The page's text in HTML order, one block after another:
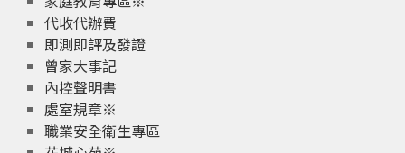
代收代辦費
即測即評及發證
曾家大事記
內控聲明書
處室規章※
職業安全衛生專區